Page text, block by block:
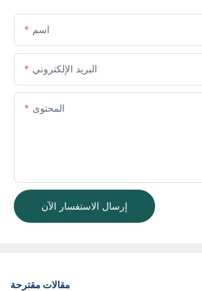
اسم
البريد الإلكتروني
المحتوى
إرسال الاستفسار الآن
مقالات مقترحة